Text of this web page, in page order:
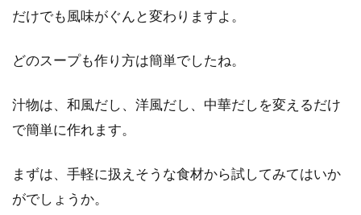
だけでも風味がぐんと変わりますよ。
どのスープも作り方は簡単でしたね。
汁物は、和風だし、洋風だし、中華だしを変えるだけ
で簡単に作れます。
まずは、手軽に扱えそうな食材から試してみてはいか
がでしょうか。